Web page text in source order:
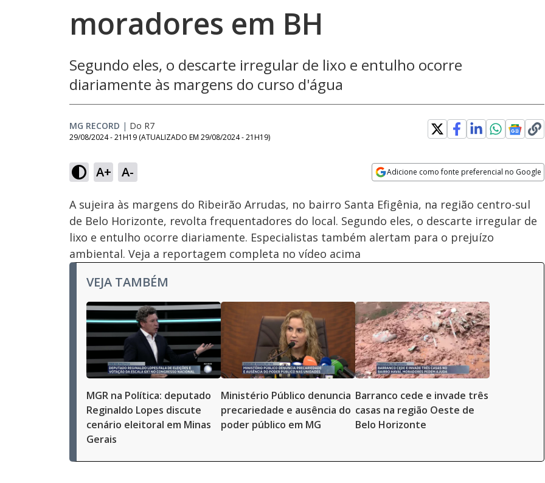
moradores em BH
Segundo eles, o descarte irregular de lixo e entulho ocorre
diariamente às margens do curso d'água
MG RECORD | Do R7
29/08/2024 - 21H19 (ATUALIZADO EM 29/08/2024 - 21H19)
A+ A- Adicione como fonte preferencial no Google
Ativar
Som
Velocidade
A sujeira às margens do Ribeirão Arrudas, no bairro Santa Efigênia, na região centro-sul
de Belo Horizonte, revolta frequentadores do local. Segundo eles, o descarte irregular de
lixo e entulho ocorre diariamente. Especialistas também alertam para o prejuízo
ambiental. Veja a reportagem completa no vídeo acima
VEJA TAMBÉM
MGR na Política: deputado
Reginaldo Lopes discute
cenário eleitoral em Minas
Gerais
Ministério Público denuncia
precariedade e ausência do
poder público em MG
Barranco cede e invade três
casas na região Oeste de
Belo Horizonte